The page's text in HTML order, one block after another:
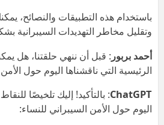
باستخدام هذه التطبيقات والنصائح،
وتقليل مخاطر التهديدات السيبرانية
أحمد بربور : قبل أن ننهي حلقتنا، هل
الرئيسية التي ناقشناها اليوم حول
ChatGPT: بالتأكيد! إليك تلخيصًا
اليوم حول الأمن السيبراني للنساء: